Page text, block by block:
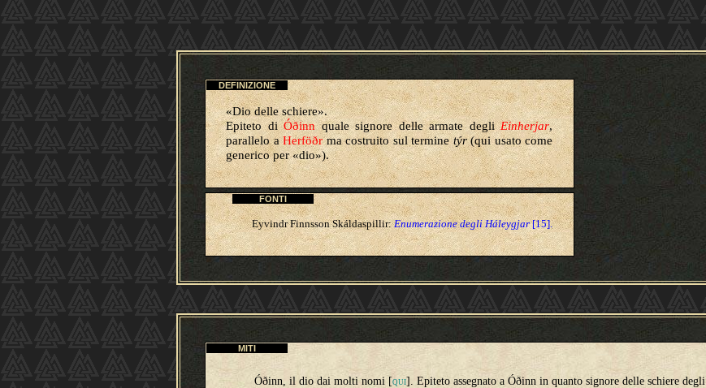
DEFINIZIONE
«Dio delle schiere».
Epiteto diÓðinnquale signore delle armate degliEinherjar,
parallelo aHerföðrma costruito sul terminetýr(qui usato come
generico per «dio»).
FONTI
Eyvindr Finnsson Skáldaspillir: Enumerazione degli Háleygjar[15].
MITI
Óðinn, il dio dai molti nomi [QUI]. Epiteto assegnato a Óðinn in quanto signore delle schiere degli